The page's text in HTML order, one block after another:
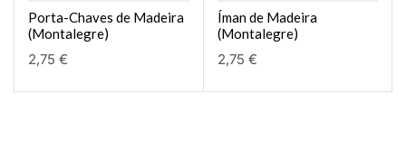
Porta-Chaves de Madeira
(Montalegre)
2,75 €
Íman de Madeira
(Montalegre)
2,75 €